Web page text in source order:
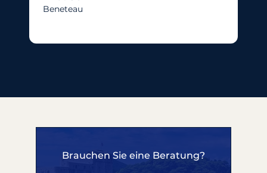
Beneteau
Brauchen Sie eine Beratung?